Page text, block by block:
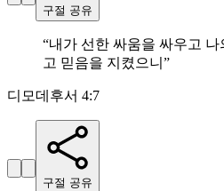
구절 공유
“내가 선한 싸움을 싸우고 나
고 믿음을 지켰으니 ”
디모데후서 4:7
구절 공유